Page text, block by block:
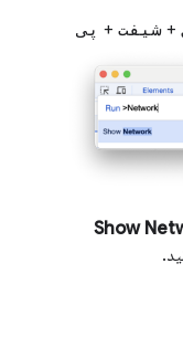
+ شیفت + پی
Show